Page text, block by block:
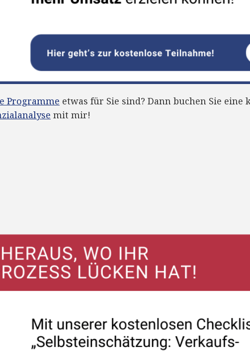
Programme etwas für Sie sind? Dann buchen Sie eine
mit mir!